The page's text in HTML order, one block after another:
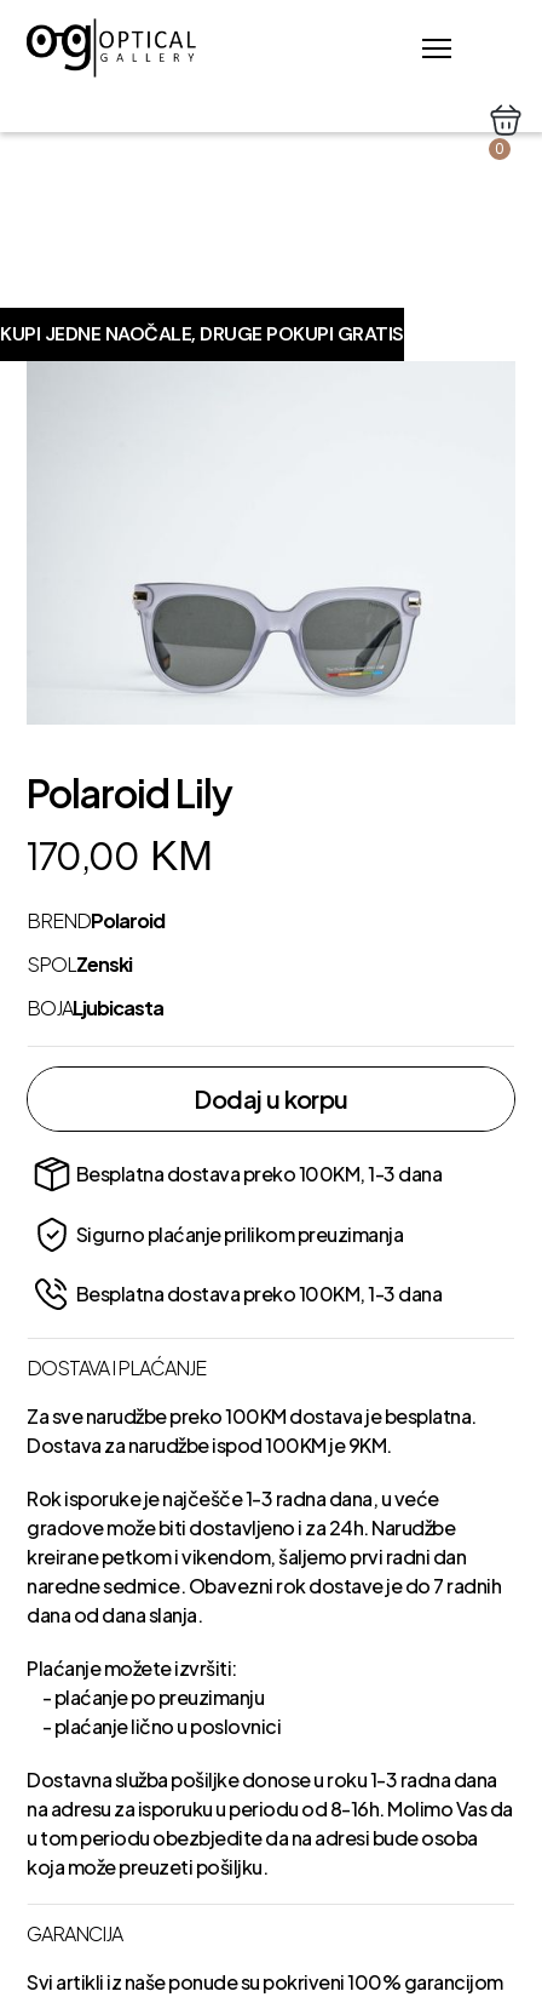
0
KUPI JEDNE NAOČALE, DRUGE POKUPI GRATIS
Polaroid Lily
170,00 KM
BRENDPolaroid
SPOL Zenski
BOJALjubicasta
Dodaj u korpu
Besplatna dostava preko 100KM, 1-3 dana
Sigurno plaćanje prilikom preuzimanja
Besplatna dostava preko 100KM, 1-3 dana
DOSTAVA I PLAĆANJE
Za sve narudžbe preko 100KM dostava je besplatna.
Dostava za narudžbe ispod 100KM je 9KM.
Rok isporuke je najčešče 1-3 radna dana, u veće
gradove može biti dostavljeno i za 24h. Narudžbe
kreirane petkom i vikendom, šaljemo prvi radni dan
naredne sedmice. Obavezni rok dostave je do 7 radnih
dana od dana slanja.
Plaćanje možete izvršiti:
- plaćanje po preuzimanju
- plaćanje lično u poslovnici
Dostavna služba pošiljke donose u roku 1-3 radna dana
na adresu za isporuku u periodu od 8-16h. Molimo Vas da
u tom periodu obezbjedite da na adresi bude osoba
koja može preuzeti pošiljku.
GARANCIJA
Svi artikli iz naše ponude su pokriveni 100% garancijom